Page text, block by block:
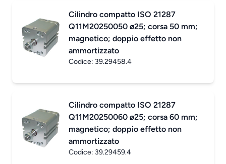
Cilindro compatto ISO 21287
Q11M20250050 ø25; corsa 50 mm;
magnetico; doppio effetto non
ammortizzato
Codice: 39.29458.4
Cilindro compatto ISO 21287
Q11M20250060 ø25; corsa 60 mm;
magnetico; doppio effetto non
ammortizzato
Codice: 39.29459.4